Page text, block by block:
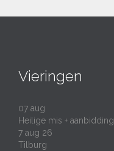
Vieringen
07 aug
Heilige mis + aanbidding
7 aug 26
Tilburg